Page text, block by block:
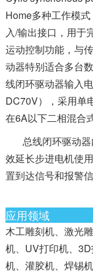
Home多种工作模
入/输出接口，用于
运动控制功能，与
动器特别适合多台
线闭环驱动器输入
DC70V），采用单
在6A以下二相混合
总线闭环驱动器
效延长步进电机使
置到达信号和报警
应用领域
木工雕刻机、激光
机、UV打印机、
机、灌胶机、焊锡